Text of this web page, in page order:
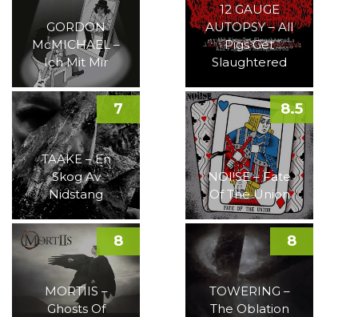
GORDON
McMICHAEL –
Ich Mit Mir
12 GAUGE
AUTOPSY – All
Pigs Get
Slaughtered
TAAKE – En
Skog Av
Nidstang
7
NOI!SE – Fate
Of The Union
8.5
MORTIIS –
Ghosts Of
8
TOWERING –
The Oblation
8